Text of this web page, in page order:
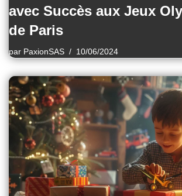
avec Succès aux Jeux
de Paris
par PaxionSAS 10/06/2024